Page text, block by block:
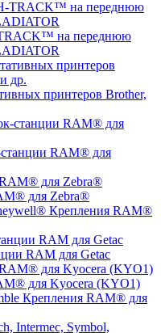
на переднюю
принтеров Brother,
RAM® для
для Zebra®
Крепления RAM®
RAM для Getac
для Kyocera (KYO1)
Крепления RAM® для